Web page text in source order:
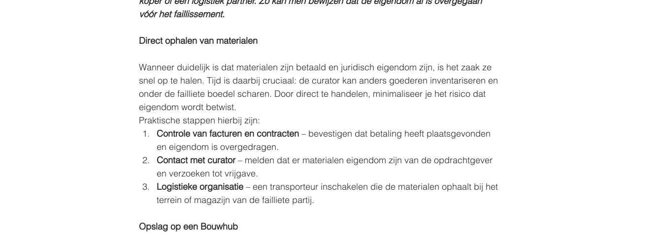
vóór het faillissement.
Direct ophalen van materialen
Wanneer duidelijk is dat materialen zijn betaald en juridisch eigendom zijn, is het zaak ze
snel op te halen. Tijd is daarbij cruciaal: de curator kan anders goederen inventariseren en
onder de failliete boedel scharen. Door direct te handelen, minimaliseer je het risico dat
eigendom wordt betwist.
Praktische stappen hierbij zijn:
Controle van facturen en contracten – bevestigen dat betaling heeft plaatsgevonden
en eigendom is overgedragen.
Contact met curator – melden dat er materialen eigendom zijn van de opdrachtgever
en verzoeken tot vrijgave.
Logistieke organisatie – een transporteur inschakelen die de materialen ophaalt bij het
terrein of magazijn van de failliete partij.
Opslag op een Bouwhub